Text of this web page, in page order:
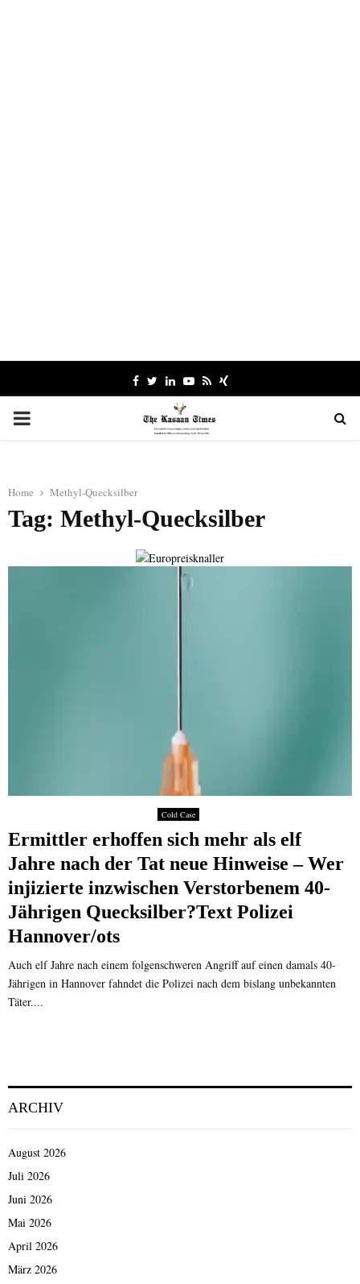
Facebook
TwitterLinkedinYoutube
RssXing
PRIMARY
Home Methyl-Quecksilber
Tag: Methyl-Quecksilber
Cold Case
Ermittler erhoffen sich mehr als elf
Jahre nach der Tat neue Hinweise – Wer
injizierte inzwischen Verstorbenem 40-
Jährigen Quecksilber?Text Polizei
Hannover/ots
Auch elf Jahre nach einem folgenschweren Angriff auf einen damals 40-
Jährigen in Hannover fahndet die Polizei nach dem bislang unbekannten
Täter....
ARCHIV
August 2026
Juli 2026
Juni 2026
Mai 2026
April 2026
März 2026